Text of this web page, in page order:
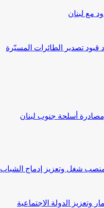
مع لبنان
تصدير الطائرات المسيّرة
أسلحة جنوب لبنان
شغل وتعزيز إدماج الشباب